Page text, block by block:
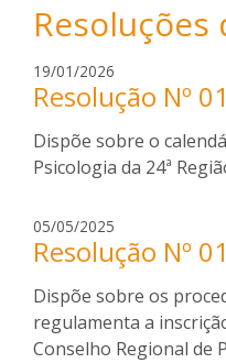
Resoluções
19/01/2026r
o
g
e
r
s
i
l
a
Resolução Nº
Dispõe sobre o
Psicologia da 24ª
05/05/2025r
o
g
e
r
i
Resolução Nº
Dispõe sobre os
regulamenta a
Conselho Regional de